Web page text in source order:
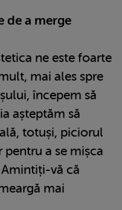
de a merge
ne este foarte
mai ales spre
începem să
așteptăm să
totuși, piciorul
a se mișca
vă că
mai